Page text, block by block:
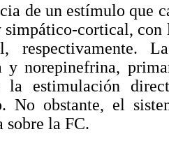
de un estímulo que
simpático-cortical, con
respectivamente.
y norepinefrina,
la estimulación
No obstante, el
sobre la FC.